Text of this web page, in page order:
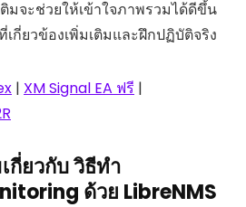
มจะช่วยให้เข้าใจภาพรวมได้ดีขึ้น
กี่ยวข้องเพิ่มเติมและฝึกปฏิบัติจริง
| XM Signal EA ฟรี |
กี่ยวกับ วิธีทำ
ด้วย LibreNMS